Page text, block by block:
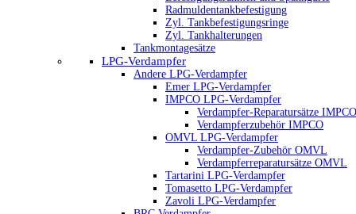
Radmuldentankbefestigung
Zyl. Tankbefestigungsringe
Zyl. Tankhalterungen
Tankmontagesätze
LPG-Verdampfer
Andere LPG-Verdampfer
Emer LPG-Verdampfer
IMPCO LPG-Verdampfer
Verdampfer-Reparatursätze IMPCO
Verdampferzubehör IMPCO
OMVL LPG-Verdampfer
Verdampfer-Zubehör OMVL
Verdampferreparatursätze OMVL
Tartarini LPG-Verdampfer
Tomasetto LPG-Verdampfer
Zavoli LPG-Verdampfer